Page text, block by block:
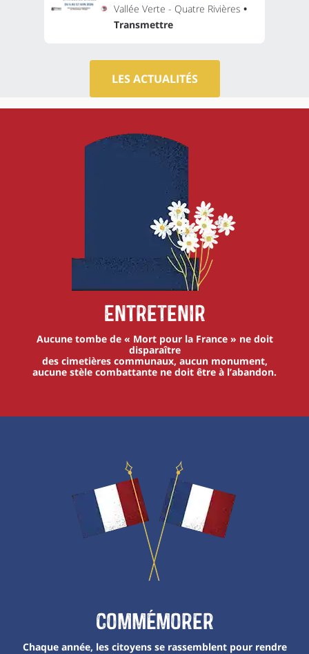
Vallée Verte - Quatre Rivières •
Transmettre
LES ACTUALITÉS
Entretenir
Aucune tombe de « Mort pour la France » ne doit
disparaître
des cimetières communaux, aucun monument,
aucune stèle combattante ne doit être à l’abandon.
Commémorer
Chaque année, les citoyens se rassemblent pour rendre